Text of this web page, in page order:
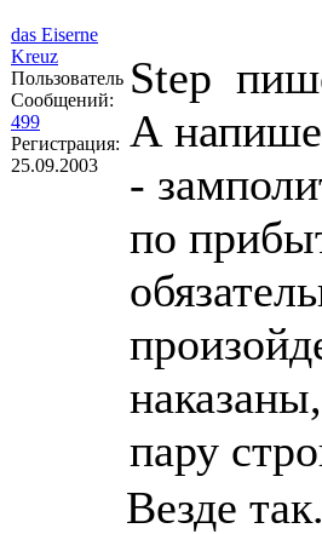
das Eiserne
Kreuz
Пользователь
Сообщений:
499
Регистрация:
25.09.2003
Step
А
-
по
пару
Везде